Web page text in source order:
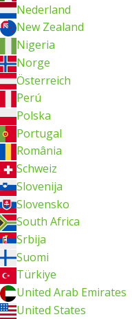
Nederland
New Zealand
Nigeria
Norge
Österreich
Perú
Polska
Portugal
România
Schweiz
Slovenija
Slovensko
South Africa
Srbija
Suomi
Türkiye
United Arab Emirates
United States